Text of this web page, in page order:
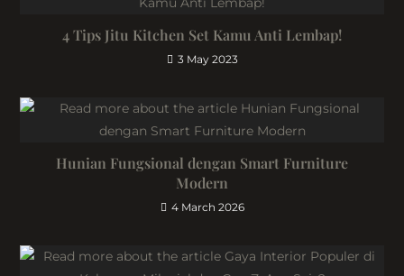
4 Tips Jitu Kitchen Set Kamu Anti Lembap!
3 May 2023
Hunian Fungsional dengan Smart Furniture
Modern
4 March 2026